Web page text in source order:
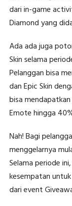
dari in-game
Diamond yang
Ada ada juga
Skin selama
Pelanggan bisa
dan Epic Skin
bisa
Emote hingga
Nah! Bagi
menggelarnya
Selama periode
kesempatan
dari event